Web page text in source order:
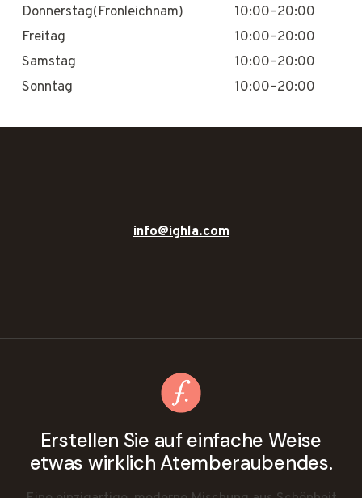
Donnerstag(Fronleichnam)
10:00–20:00
Freitag
10:00–20:00
Samstag
10:00–20:00
Sonntag
10:00–20:00
info@ighla.com
Erstellen Sie auf einfache Weise
etwas wirklich Atemberaubendes.